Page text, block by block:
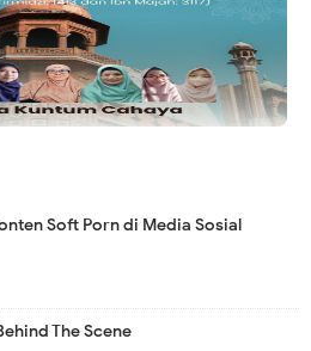
Soft Porn di Media Sosial
The Scene